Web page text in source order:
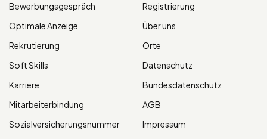
Bewerbungsgespräch
Optimale Anzeige
Rekrutierung
Soft Skills
Karriere
Mitarbeiterbindung
Sozialversicherungsnummer
Registrierung
Über uns
Orte
Datenschutz
Bundesdatenschutz
AGB
Impressum